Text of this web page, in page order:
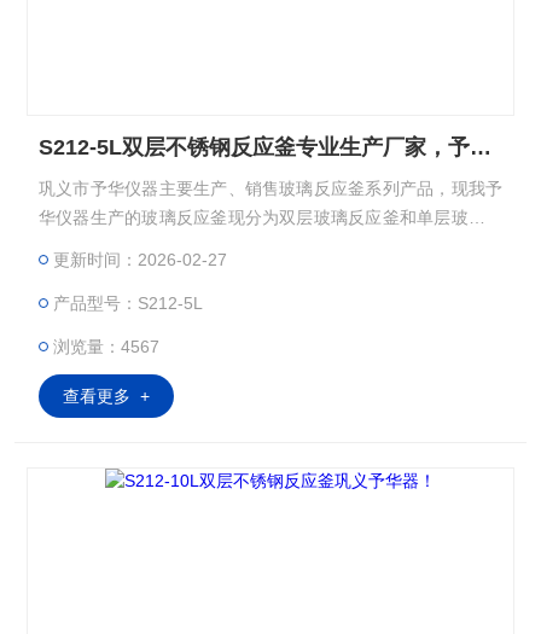
S212-5L双层不锈钢反应釜专业生产厂家，予华仪器，
巩义市予华仪器主要生产、销售玻璃反应釜系列产品，现我予
华仪器生产的玻璃反应釜现分为双层玻璃反应釜和单层玻璃反
可以达到－80℃）；双层玻璃反应釜可以抽真空，做负压反
更新时间：2026-02-27
产品型号：S212-5L
浏览量：4567
查看更多 +